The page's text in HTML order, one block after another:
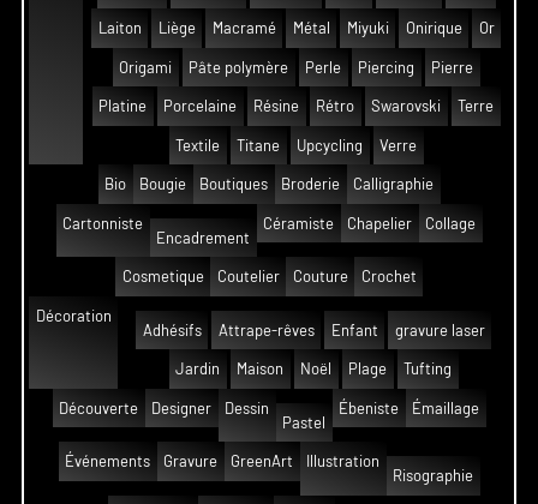
Laiton Liège Macramé Métal Miyuki Onirique Or
Origami Pâte polymère Perle Piercing Pierre
Platine Porcelaine Résine Rétro Swarovski Terre
Textile Titane Upcycling Verre
Bio Bougie Boutiques Broderie Calligraphie
Cartonniste
Encadrement
Céramiste Chapelier Collage
Cosmetique Coutelier Couture Crochet
Décoration
Adhésifs
Attrape-rêves Enfant gravure laser
Jardin Maison Noël Plage Tufting
Découverte Designer
Dessin
Pastel
Ébeniste Émaillage
Événements Gravure GreenArt
Illustration
Risographie